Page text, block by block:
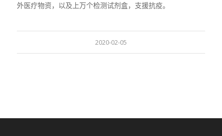
外医疗物资，以及上万个检测试剂盒，支援抗疫。
2020-02-05